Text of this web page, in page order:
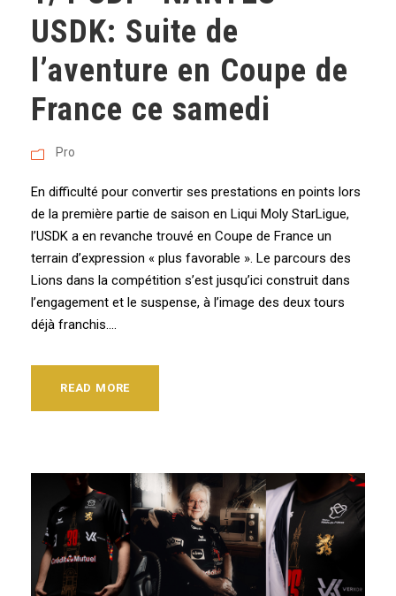
USDK: Suite de
l’aventure en Coupe de
France ce samedi
Pro
En difficulté pour convertir ses prestations en points lors
de la première partie de saison en Liqui Moly StarLigue,
l’USDK a en revanche trouvé en Coupe de France un
terrain d’expression « plus favorable ». Le parcours des
Lions dans la compétition s’est jusqu’ici construit dans
l’engagement et le suspense, à l’image des deux tours
déjà franchis....
READ MORE